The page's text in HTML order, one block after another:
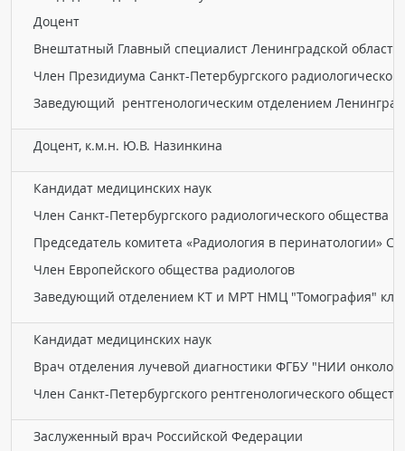
Доцент
Внештатный Главный специалист Ленинградской области.
Член Президиума Санкт-Петербургского
Заведующий рентгенологическим отделением
Доцент, к.м.н. Ю.В. Назинкина
Кандидат медицинских наук
Член Санкт-Петербургского радиологического общества
Председатель комитета «Радиология в перинатологии»
Член Европейского общества радиологов
Заведующий отделением КТ и МРТ НМЦ "Томография"
Кандидат медицинских наук
Врач отделения лучевой диагностики ФГБУ "НИИ
Член Санкт-Петербургского рентгенологического
Заслуженный врач Российской Федерации